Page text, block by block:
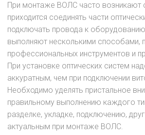
При монтаже ВОЛС часто возникают
приходится соединять части
подключать провода к
выполняют несколькими способами,
профессиональных инструментов и
При установке оптических систем
аккуратным, чем при подключении
Необходимо уделять пристальное
правильному выполнению каждого
разделке, укладке, подключению,
актуальным при монтаже ВОЛС.